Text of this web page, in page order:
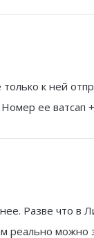
к ней
ее ватсап
Разве что в
реально можно